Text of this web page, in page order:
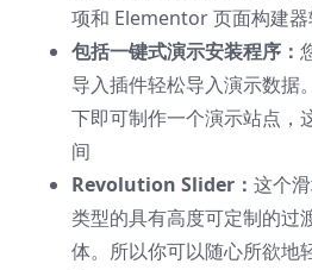
项和 Elementor 页面构建
包括一键式演示安装程序：
导入插件轻松导入演示数据
下即可制作一个演示站点，
间
Revolution Slider： 这个
类型的具有高度可定制的过
体。所以你可以随心所欲地